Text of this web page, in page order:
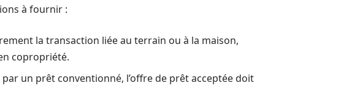
à fournir :
la transaction liée au terrain ou à la maison,
copropriété.
un prêt conventionné, l’offre de prêt acceptée doit